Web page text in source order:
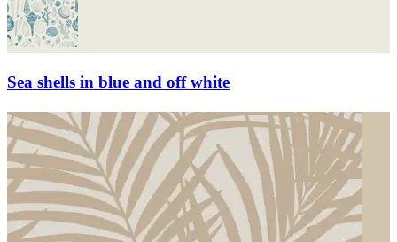
Sea shells in blue and off white